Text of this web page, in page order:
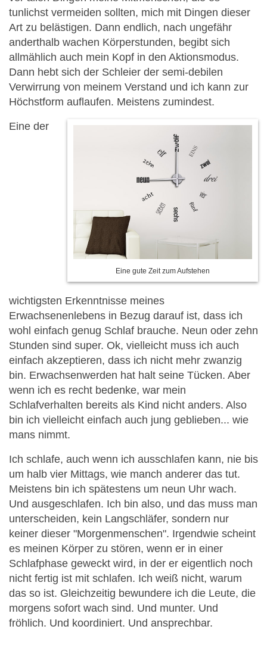
tunlichst vermeiden sollten, mich mit Dingen dieser
Art zu belästigen. Dann endlich, nach ungefähr
anderthalb wachen Körperstunden, begibt sich
allmählich auch mein Kopf in den Aktionsmodus.
Dann hebt sich der Schleier der semi-debilen
Verwirrung von meinem Verstand und ich kann zur
Höchstform auflaufen. Meistens zumindest.
Eine gute Zeit zum Aufstehen
Eine der
wichtigsten Erkenntnisse meines
Erwachsenenlebens in Bezug darauf ist, dass ich
wohl einfach genug Schlaf brauche. Neun oder zehn
Stunden sind super. Ok, vielleicht muss ich auch
einfach akzeptieren, dass ich nicht mehr zwanzig
bin. Erwachsenwerden hat halt seine Tücken. Aber
wenn ich es recht bedenke, war mein
Schlafverhalten bereits als Kind nicht anders. Also
bin ich vielleicht einfach auch jung geblieben... wie
mans nimmt.
Ich schlafe, auch wenn ich ausschlafen kann, nie bis
um halb vier Mittags, wie manch anderer das tut.
Meistens bin ich spätestens um neun Uhr wach.
Und ausgeschlafen. Ich bin also, und das muss man
unterscheiden, kein Langschläfer, sondern nur
keiner dieser "Morgenmenschen". Irgendwie scheint
es meinen Körper zu stören, wenn er in einer
Schlafphase geweckt wird, in der er eigentlich noch
nicht fertig ist mit schlafen. Ich weiß nicht, warum
das so ist. Gleichzeitig bewundere ich die Leute, die
morgens sofort wach sind. Und munter. Und
fröhlich. Und koordiniert. Und ansprechbar.